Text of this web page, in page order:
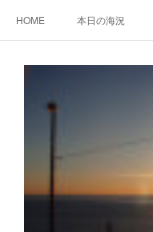
HOME 本日の海況